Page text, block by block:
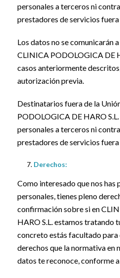
personales a terceros ni
prestadores de servicios fuera
Los datos no se comunicarán
CLINICA PODOLOGICA DE
casos anteriormente
autorización previa.
Destinatarios fuera de la
PODOLOGICA DE HARO
personales a terceros ni
prestadores de servicios
Derechos:
Como interesado que nos
personales, tienes pleno
confirmación sobre si en
HARO S.L. estamos tratando
concreto estás facultado
derechos que la normativa en
datos te reconoce, conforme